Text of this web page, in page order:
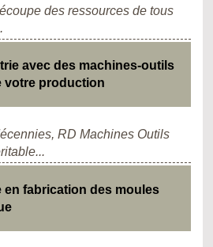
des ressources de tous
avec des machines-outils
votre production
RD Machines Outils
en fabrication des moules